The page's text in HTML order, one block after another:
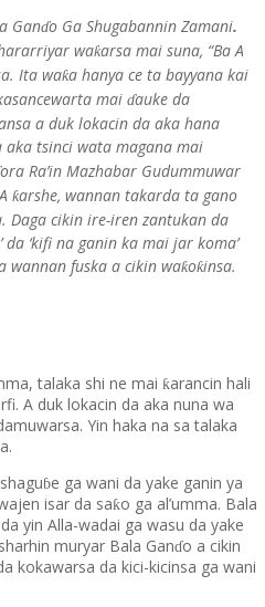
Ganɗo Ga Shugabannin Zamani.
waƙarsa mai suna, “Ba A
Ita waƙa hanya ce ta bayyana kai
mai ɗauke da
a duk lokacin da aka hana
aka tsinci wata magana mai
ora Ra’in Mazhabar Gudummuwar
ƙarshe, wannan takarda ta gano
Daga cikin ire-iren zantukan da
da ‘kifi na ganin ka mai jar koma’
wannan fuska a cikin waƙoƙinsa.
talaka shi ne mai ƙarancin hali
A duk lokacin da aka nuna wa
Yin haka na sa talaka
ɓe ga wani da yake ganin ya
isar da saƙo ga al’umma. Bala
yin Alla-wadai ga wasu da yake
muryar Bala Ganɗo a cikin
kokawarsa da kici-kicinsa ga wani